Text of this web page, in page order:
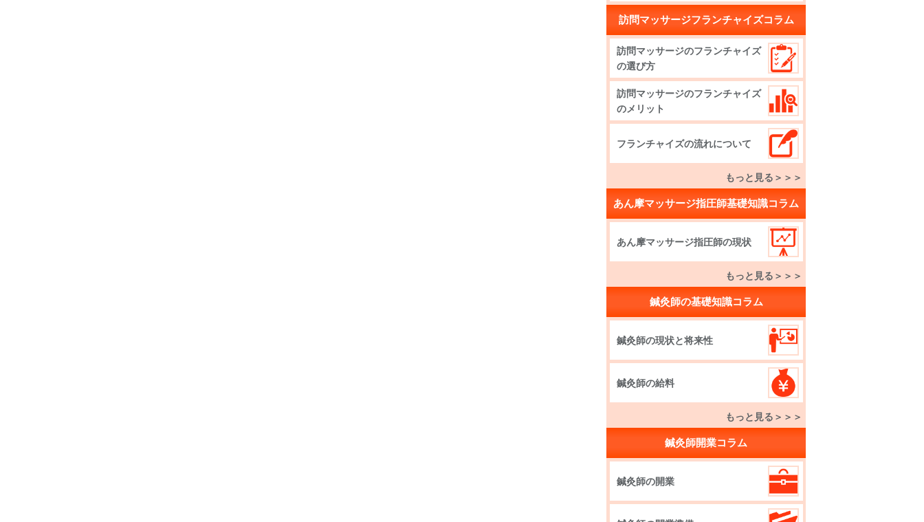
訪問マッサージフランチャイズコラム
訪問マッサージのフランチャイズ
の選び方
訪問マッサージのフランチャイズ
のメリット
フランチャイズの流れについて
もっと見る＞＞＞
あん摩マッサージ指圧師基礎知識コラム
あん摩マッサージ指圧師の現状
もっと見る＞＞＞
鍼灸師の基礎知識コラム
鍼灸師の現状と将来性
鍼灸師の給料
もっと見る＞＞＞
鍼灸師開業コラム
鍼灸師の開業